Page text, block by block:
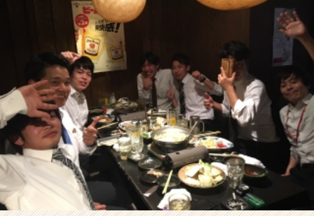
タ
イ
ム
ラ
|
ベ
ン
チ
ャ
ー・
長